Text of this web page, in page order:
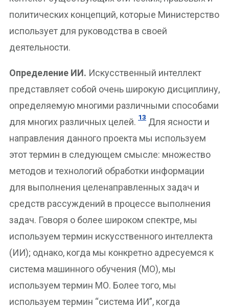
политических концепций, которые Министерство
использует для руководства в своей
деятельности.
Определение ИИ. Искусственный интеллект
представляет собой очень широкую дисциплину,
определяемую многими различными способами
для многих различных целей. 13 Для ясности и
направления данного проекта мы используем
этот термин в следующем смысле: множество
методов и технологий обработки информации
для выполнения целенаправленных задач и
средств рассуждений в процессе выполнения
задач. Говоря о более широком спектре, мы
используем термин искусственного интеллекта
(ИИ); однако, когда мы конкретно адресуемся к
система машинного обучения (МО), мы
используем термин МО. Более того, мы
используем термин “система ИИ”, когда